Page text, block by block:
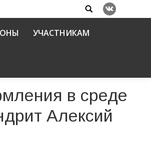
Search:
Вконтакте
УЧАСТНИКАМ
в среде
Алексий